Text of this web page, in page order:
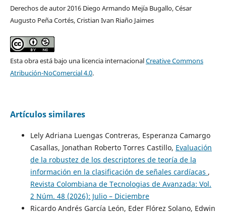
Derechos de autor 2016 Diego Armando Mejía Bugallo, César
Augusto Peña Cortés, Cristian Ivan Riaño Jaimes
Esta obra está bajo una licencia internacionalCreative Commons
Atribución-NoComercial 4.0.
Artículos similares
Lely Adriana Luengas Contreras, Esperanza Camargo
Casallas, Jonathan Roberto Torres Castillo, Evaluación
de la robustez de los descriptores de teoría de la
información en la clasificación de señales cardíacas ,
Revista Colombiana de Tecnologias de Avanzada: Vol.
2 Núm. 48 (2026): Julio – Diciembre
Ricardo Andrés García León, Eder Flórez Solano, Edwin